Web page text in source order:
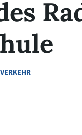
VERKEHR